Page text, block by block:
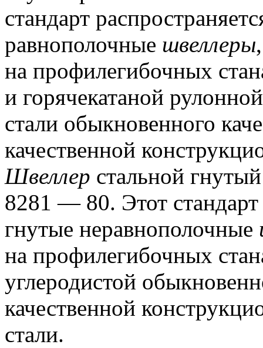
стандарт
равнополочные швеллеры
на профилегибочных
и горячекатаной рулонной
стали обыкновенного
качественной
Швеллер стальной
8281 — 80. Этот
гнутые неравнополочные
на профилегибочных
углеродистой
качественной
стали.